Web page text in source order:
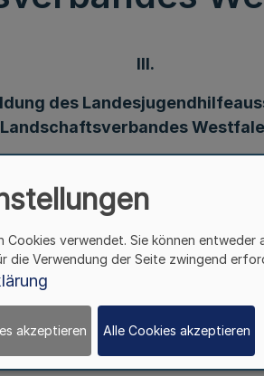
III.
des
Bekanntmachung
Vom 17. August 2020
verwendet. Sie können entweder
die Verwendung der Seite zwingend
akzeptieren Alle Cookies akzeptieren